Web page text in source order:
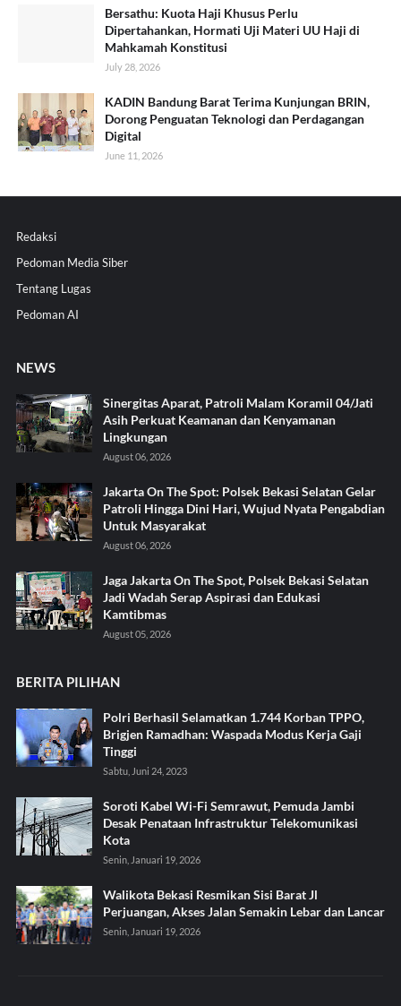
Bersathu: Kuota Haji Khusus Perlu
Dipertahankan, Hormati Uji Materi UU Haji di
Mahkamah Konstitusi
July 28, 2026
KADIN Bandung Barat Terima Kunjungan BRIN,
Dorong Penguatan Teknologi dan Perdagangan
Digital
June 11, 2026
Redaksi
Pedoman Media Siber
Tentang Lugas
Pedoman AI
NEWS
Sinergitas Aparat, Patroli Malam Koramil 04/Jati
Asih Perkuat Keamanan dan Kenyamanan
Lingkungan
August 06, 2026
Jakarta On The Spot: Polsek Bekasi Selatan Gelar
Patroli Hingga Dini Hari, Wujud Nyata Pengabdian
Untuk Masyarakat
August 06, 2026
Jaga Jakarta On The Spot, Polsek Bekasi Selatan
Jadi Wadah Serap Aspirasi dan Edukasi
Kamtibmas
August 05, 2026
BERITA PILIHAN
Polri Berhasil Selamatkan 1.744 Korban TPPO,
Brigjen Ramadhan: Waspada Modus Kerja Gaji
Tinggi
Sabtu, Juni 24, 2023
Soroti Kabel Wi-Fi Semrawut, Pemuda Jambi
Desak Penataan Infrastruktur Telekomunikasi
Kota
Senin, Januari 19, 2026
Walikota Bekasi Resmikan Sisi Barat Jl
Perjuangan, Akses Jalan Semakin Lebar dan Lancar
Senin, Januari 19, 2026